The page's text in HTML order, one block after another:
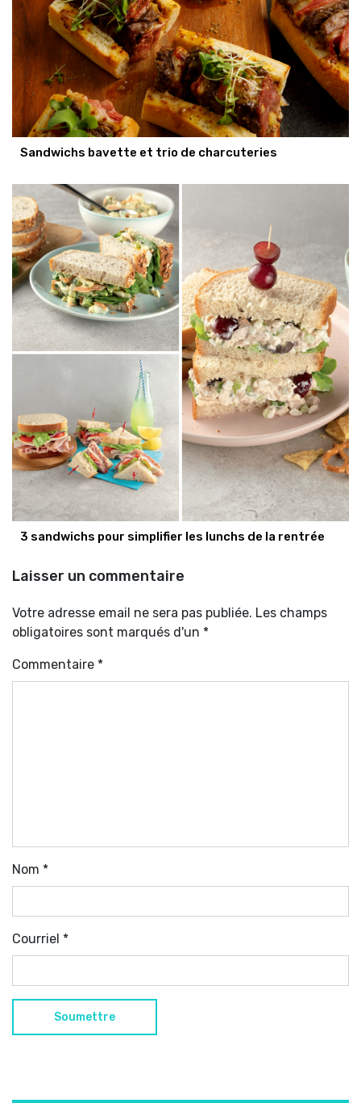
Sandwichs bavette et trio de charcuteries
3 sandwichs pour simplifier les lunchs de la rentrée
Laisser un commentaire
Votre adresse email ne sera pas publiée. Les champs
obligatoires sont marqués d'un *
Commentaire *
Nom *
Courriel *